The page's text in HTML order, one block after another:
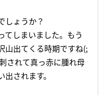
しょうか？
てしまいました。もう
山出てくる時期ですね(;
されて真っ赤に腫れ母
されます。